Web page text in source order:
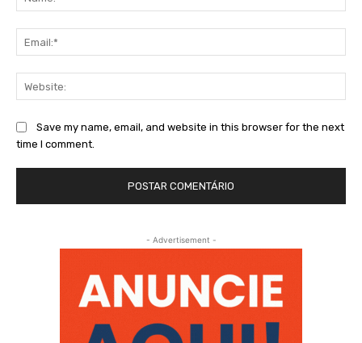
Save my name, email, and website in this browser for the next
time I comment.
- Advertisement -